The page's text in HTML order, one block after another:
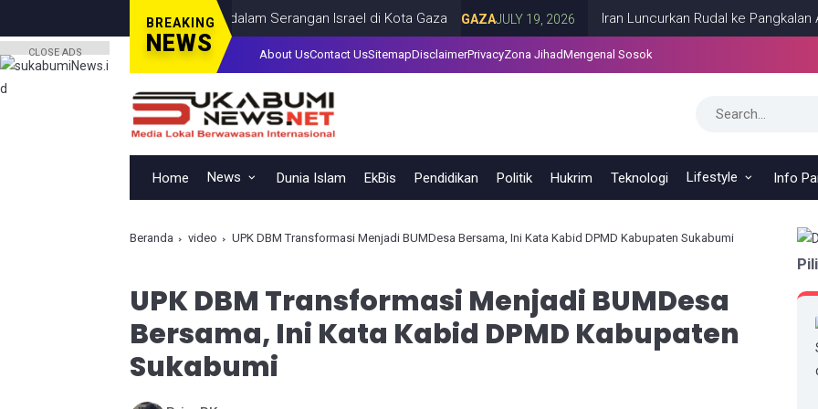
BREAKING
NEWS
Seorang Anak, Tewas dalam Serangan Israel di Kota Gaza GAZA JULY 19, 2026 Iran Luncurkan Rudal ke Pangkalan AS di
About UsContact UsSitemapDisclaimerPrivacyZona JihadMengenal Sosok
Home News Dunia Islam EkBis Pendidikan Politik Hukrim Teknologi Lifestyle Info
Beranda video UPK DBM Transformasi Menjadi BUMDesa Bersama, Ini Kata Kabid DPMD Kabupaten Sukabumi
UPK DBM Transformasi Menjadi BUMDesa
Bersama, Ini Kata Kabid DPMD Kabupaten
Sukabumi
CLOSE ADS